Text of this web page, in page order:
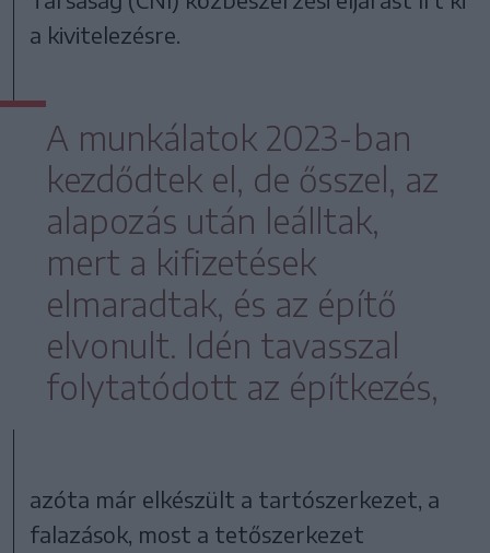
a kivitelezésre.
A munkálatok 2023-ban
kezdődtek el, de ősszel, az
alapozás után leálltak,
mert a kifizetések
elmaradtak, és az építő
elvonult. Idén tavasszal
folytatódott az építkezés,
azóta már elkészült a tartószerkezet, a
falazások, most a tetőszerkezet